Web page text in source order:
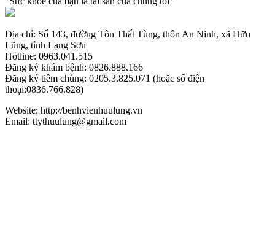
Địa chỉ: Số 143, đường Tôn Thất Tùng, thôn An Ninh, xã Hữu
Lũng, tỉnh Lạng Sơn
Hotline: 0963.041.515
Đăng ký khám bệnh: 0826.888.166
Đăng ký tiêm chủng: 0205.3.825.071 (hoặc số điện
thoại:0836.766.828)
Website: http://benhvienhuulung.vn
Email: ttythuulung@gmail.com